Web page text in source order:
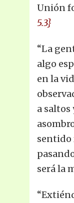
Unión
5.3}
“La
algo
en la
a saltos
sentido
será la